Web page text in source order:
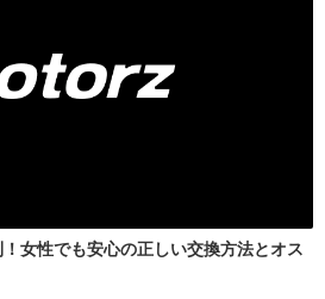
女性でも安心の正しい交換方法とオス